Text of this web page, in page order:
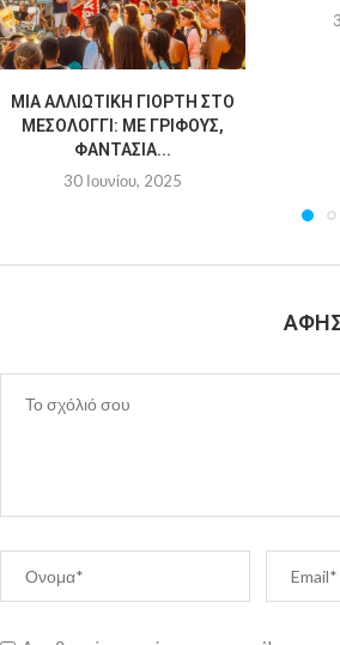
ΜΙΑ ΑΛΛΙΏΤΙΚΗ ΓΙΟΡΤΉ ΣΤΟ
ΜΕΣΟΛΌΓΓΙ: ΜΕ ΓΡΊΦΟΥΣ,
ΦΑΝΤΑΣΊΑ...
30 Ιουνίου, 2025